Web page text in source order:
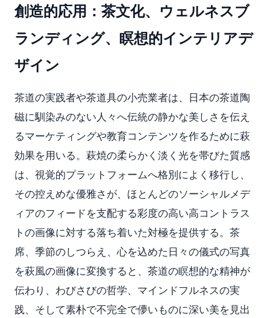
創造的応用：茶文化、ウェルネスブ
ランディング、瞑想的インテリアデ
ザイン
茶道の実践者や茶道具の小売業者は、日本の茶道陶
磁に馴染みのない人々へ伝統の静かな美しさを伝え
るマーケティングや教育コンテンツを作るために萩
効果を用いる。萩焼の柔らかく淡く光を帯びた質感
は、視覚的プラットフォームへ格別によく移行し、
その控えめな優雅さが、ほとんどのソーシャルメデ
ィアのフィードを支配する彩度の高い高コントラス
トの画像に対する落ち着いた対極を提供する。茶
席、季節のしつらえ、心を込めた日々の儀式の写真
を萩風の画像に変換すると、茶道の瞑想的な精神が
伝わり、わびさびの哲学、マインドフルネスの実
践、そして素朴で不完全で儚いものに深い美を見出